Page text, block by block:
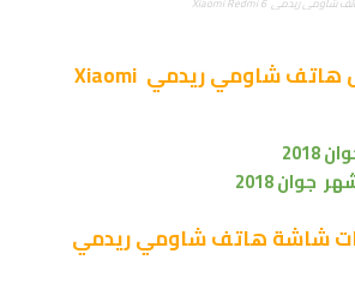
هاتف شاومي ريدمي Xiaomi
جوان 2018
شاشةهاتف شاومي ريدمي